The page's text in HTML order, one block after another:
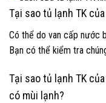
Tại sao tủ lạnh TK
Có thể do van cấp nước
Bạn có thể kiểm tra
Tại sao tủ lạnh TK
có mùi lạnh?